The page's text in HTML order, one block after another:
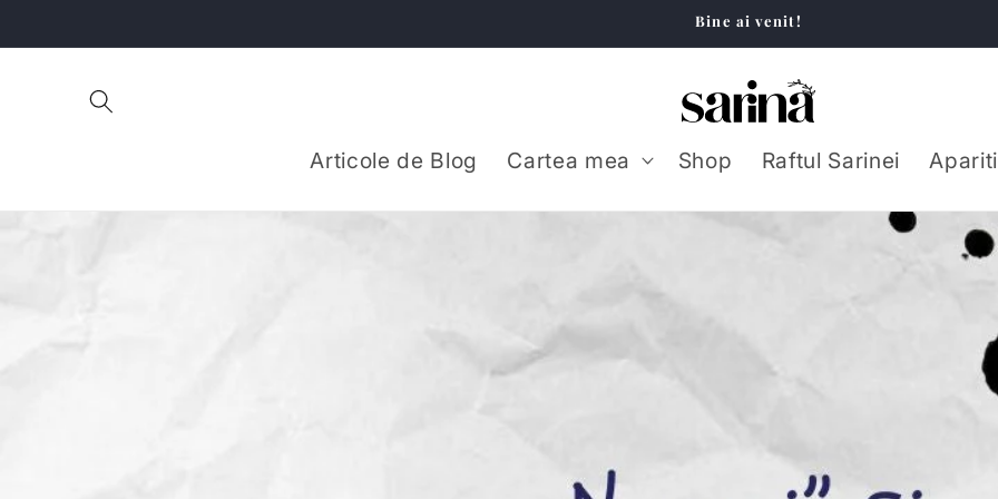
Bine ai venit!
Articole de Blog Cartea mea Shop Raftul Sarinei
/
R